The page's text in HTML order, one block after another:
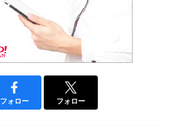
フォロー フォロー